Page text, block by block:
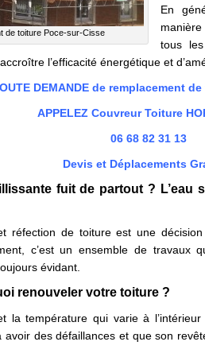
de toiture Poce-sur-Cisse
En
tous
l’efficacité énergétique et
DEMANDE de remplacement
APPELEZ Couvreur Toiture
06 68 82 31 13
Devis et Déplacements
fuit de partout ? L’eau
réfection de toiture est une
c’est un ensemble de travaux
évidant.
renouveler votre toiture ?
la température qui varie à
avoir des défaillances et que son